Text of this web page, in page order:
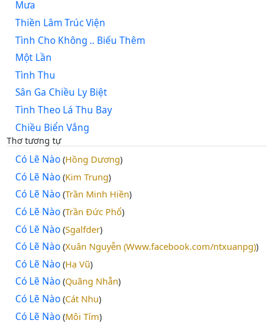
Mưa
Thiền Lâm Trúc Viện
Tình Cho Không .. Biếu Thêm
Một Lần
Tình Thu
Sân Ga Chiều Ly Biệt
Tình Theo Lá Thu Bay
Chiều Biển Vắng
Thơ tương tự
Có Lẽ Nào(Hồng Dương)
Có Lẽ Nào(Kim Trung)
Có Lẽ Nào(Trần Minh Hiền)
Có Lẽ Nào(Trần Đức Phổ)
Có Lẽ Nào(Sgalfder)
Có Lẽ Nào(Xuân Nguyễn (Www.facebook.com/ntxuanpg))
Có Lẽ Nào(Hạ Vũ)
Có Lẽ Nào(Quãng Nhẫn)
Có Lẽ Nào(Cát Nhu)
Có Lẽ Nào(Môi Tím)